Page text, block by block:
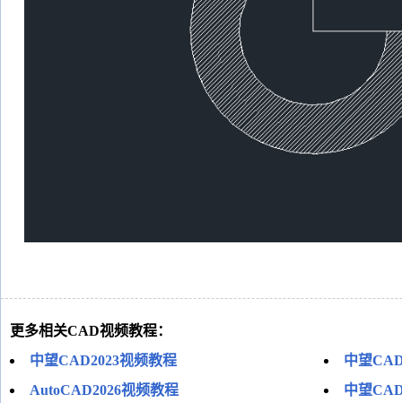
更多相关CAD视频教程：
中望CAD2023视频教程
中望
AutoCAD2026视频教程
中望